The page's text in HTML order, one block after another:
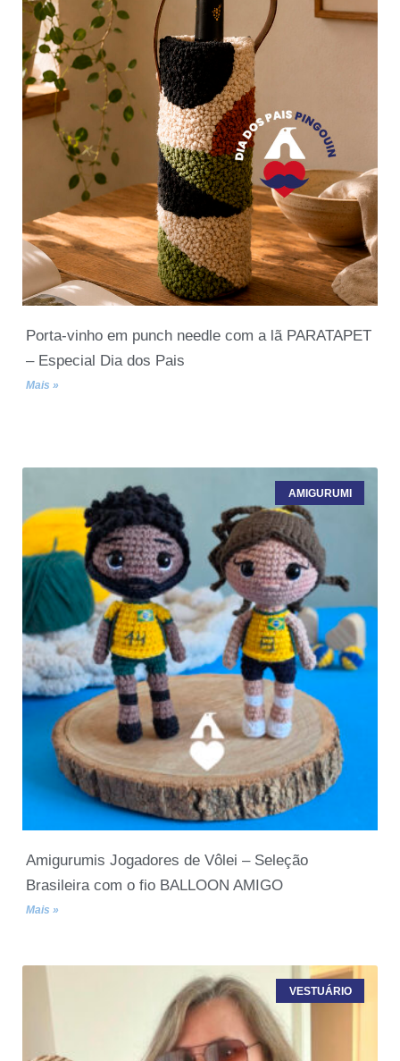
Porta-vinho em punch needle com a lã PARATAPET
– Especial Dia dos Pais
Mais »
AMIGURUMI
Amigurumis Jogadores de Vôlei – Seleção
Brasileira com o fio BALLOON AMIGO
Mais »
VESTUÁRIO